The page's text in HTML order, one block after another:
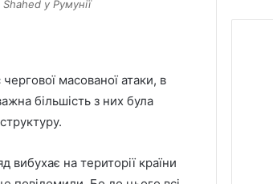
у Румунії
масованої атаки, в
більшість з них була
вибухає на території країни